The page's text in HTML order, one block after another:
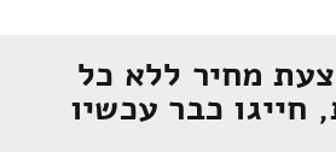
מחיר ללא כל
חייגו כבר עכשיו